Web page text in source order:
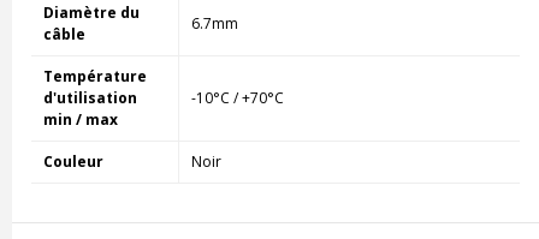
Diamètre du
câble
6.7mm
Température
d'utilisation
min / max
-10°C / +70°C
Couleur Noir